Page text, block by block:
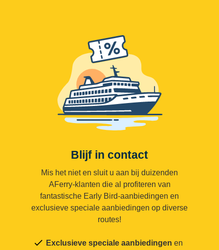
Blijf in contact
Mis het niet en sluit u aan bij duizenden
AFerry-klanten die al profiteren van
fantastische Early Bird-aanbiedingen en
exclusieve speciale aanbiedingen op diverse
routes!
Exclusieve speciale aanbiedingen en